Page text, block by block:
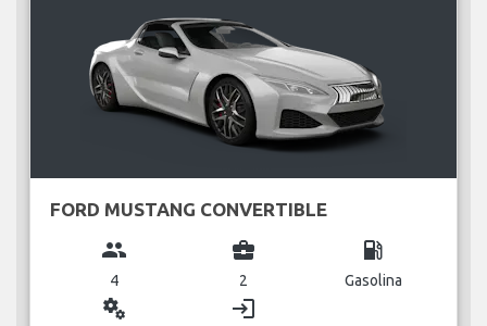
FORD MUSTANG CONVERTIBLE
group
4
business_center
2
local_gas_station
Gasolina
miscellaneous_services login